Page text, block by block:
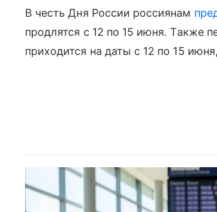
В честь Дня России россиянам
продлятся с 12 по 15 июня. Также
приходится на даты с 12 по 15